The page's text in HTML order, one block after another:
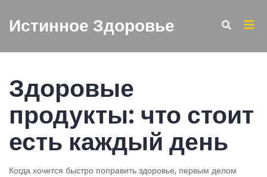
Истинное Здоровье
Здоровые
продукты: что стоит
есть каждый день
Когда хочется быстро поправить здоровье, первым делом